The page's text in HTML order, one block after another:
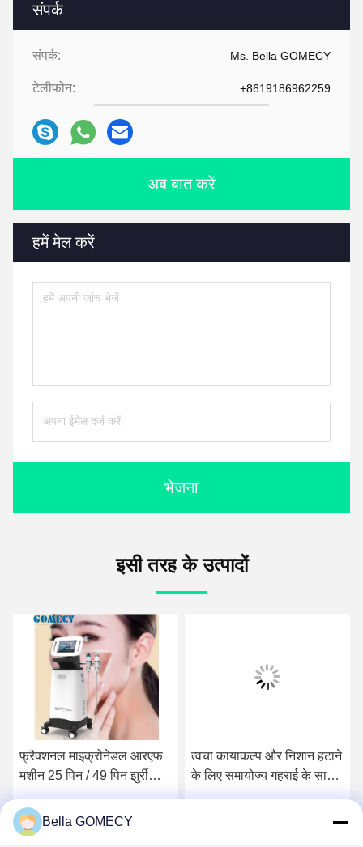
संपर्क
संपर्क: Ms. Bella GOMECY
टेलीफोन: +8619186962259
अब बात करें
हमें मेल करें
भेजना
इसी तरह के उत्पादों
त्वचा कायाकल्प और निशान हटाने
के लिए समायोज्य गहराई के साथ
ब्लू Microneedle आरएफ मशीन
200um के साथ 12 पिन 24
Bella GOMECY